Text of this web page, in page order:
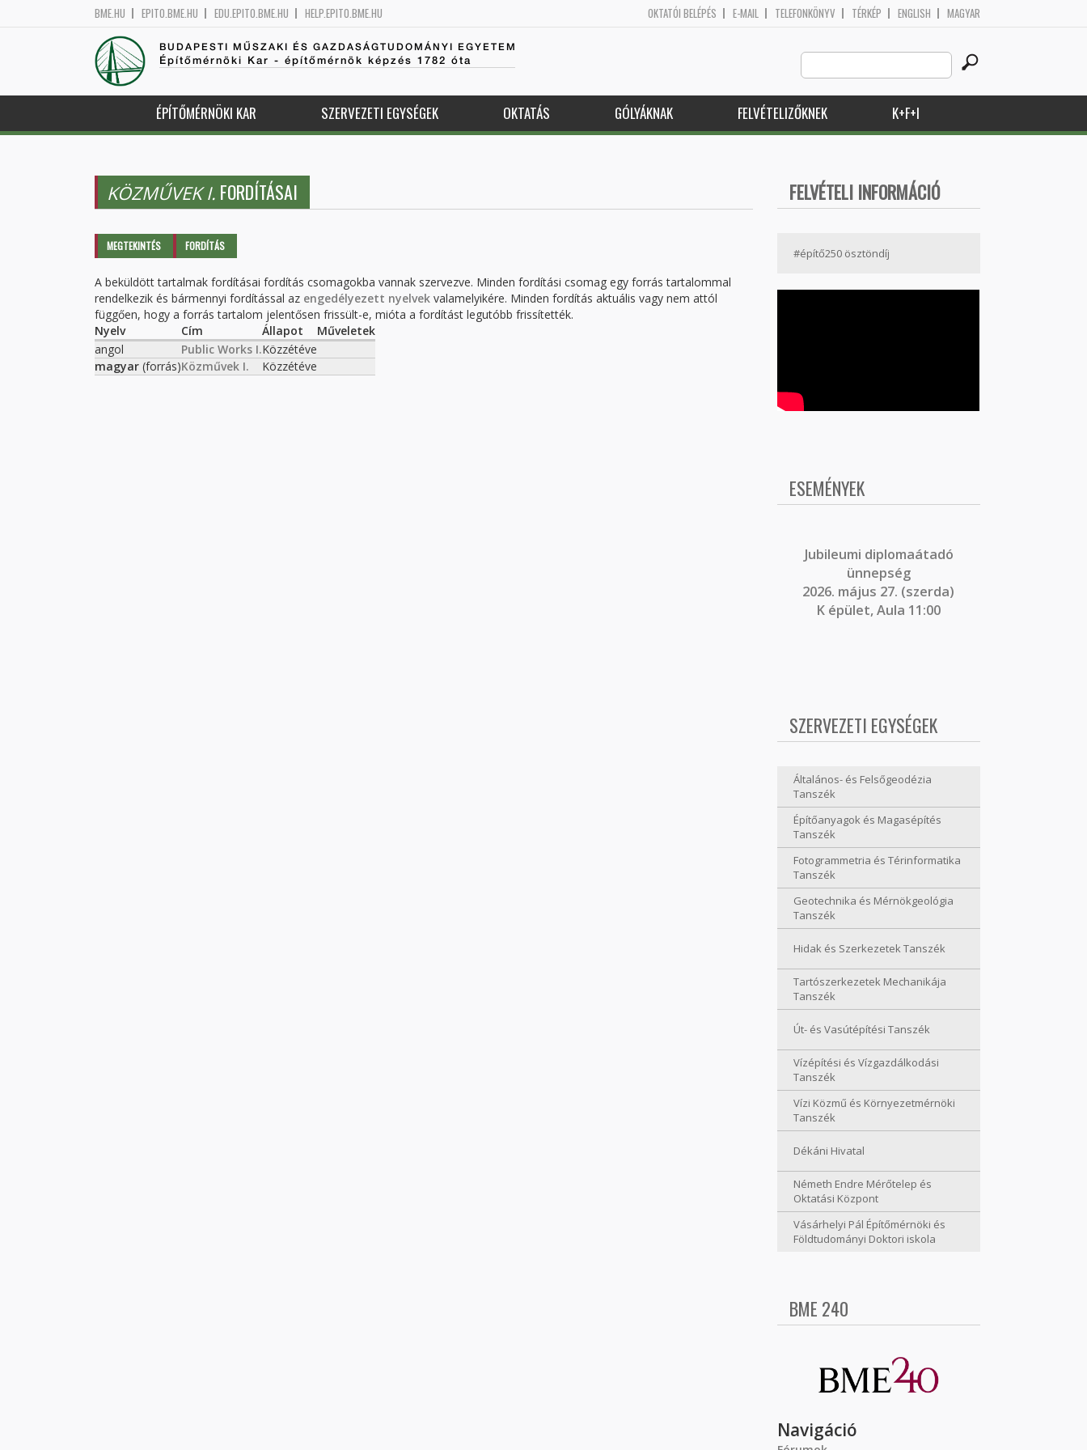
BME.HU EPITO.BME.HU EDU.EPITO.BME.HU HELP.EPITO.BME.HU OKTATÓI BELÉPÉS E-MAIL TELEFONKÖNYV TÉRKÉP ENGLISH MAGYAR
BUDAPESTI MŰSZAKI ÉS GAZDASÁGTUDOMÁNYI EGYETEM
Építőmérnöki Kar - építőmérnök képzés 1782 óta
Search
this
site
ÉPÍTŐMÉRNÖKI KAR SZERVEZETI EGYSÉGEK OKTATÁS GÓLYÁKNAK FELVÉTELIZŐKNEK K+F+I
KÖZMŰVEK I. FORDÍTÁSAI
Elsődleges fülek
MEGTEKINTÉS FORDÍTÁS
A beküldött tartalmak fordításai fordítás csomagokba vannak szervezve. Minden fordítási csomag egy forrás tartalommal
rendelkezik és bármennyi fordítással az engedélyezett nyelvek valamelyikére. Minden fordítás aktuális vagy nem attól
függően, hogy a forrás tartalom jelentősen frissült-e, mióta a fordítást legutóbb frissítették.
Nyelv
Cím Állapot
Műveletek
angol
Public Works I.Közzétéve
magyar (forrás)Közművek I. Közzétéve
FELVÉTELI INFORMÁCIÓ
#építő250 ösztöndíj
ESEMÉNYEK
Jubileumi diplomaátadó
ünnepség
2026. május 27. (szerda)
K épület, Aula 11:00
SZERVEZETI EGYSÉGEK
Általános- és Felsőgeodézia
Tanszék
Építőanyagok és Magasépítés
Tanszék
Fotogrammetria és Térinformatika
Tanszék
Geotechnika és Mérnökgeológia
Tanszék
Hidak és Szerkezetek Tanszék
Tartószerkezetek Mechanikája
Tanszék
Út- és Vasútépítési Tanszék
Vízépítési és Vízgazdálkodási
Tanszék
Vízi Közmű és Környezetmérnöki
Tanszék
Dékáni Hivatal
Németh Endre Mérőtelep és
Oktatási Központ
Vásárhelyi Pál Építőmérnöki és
Földtudományi Doktori iskola
BME 240
Navigáció